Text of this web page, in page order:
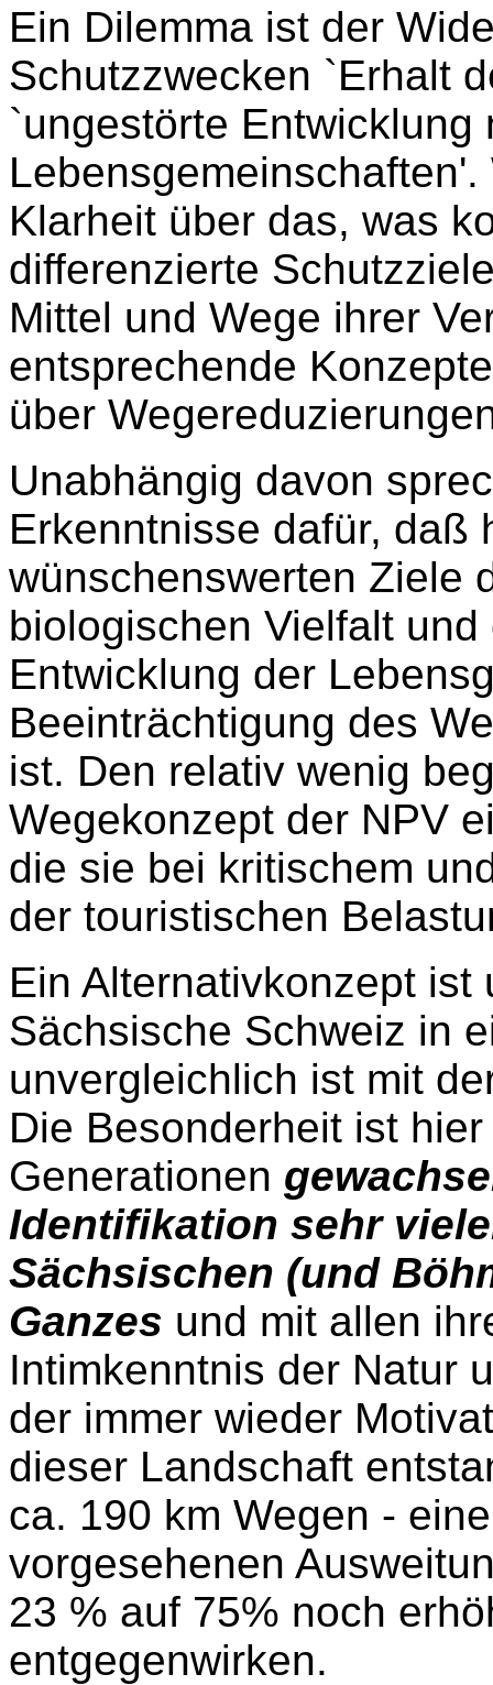
Ein Dilemma ist der
Schutzzwecken `Erhalt
`ungestörte
Klarheit über das, was
differenzierte
Mittel und Wege ihrer
entsprechende
über
Unabhängig davon
Erkenntnisse dafür, daß
wünschenswerten Ziele
biologischen Vielfalt
Entwicklung der
Beeinträchtigung des
ist. Den relativ wenig
Wegekonzept der NPV
die sie bei kritischem
der touristischen
Ein Alternativkonzept ist
Sächsische Schweiz in
unvergleichlich ist mit
Die Besonderheit ist
Generationen
Identifikation sehr
Sächsischen (und
Ganzes und mit allen
Intimkenntnis der Natur
der immer wieder
dieser Landschaft
ca. 190 km Wegen -
vorgesehenen
23 % auf 75% noch
entgegenwirken.